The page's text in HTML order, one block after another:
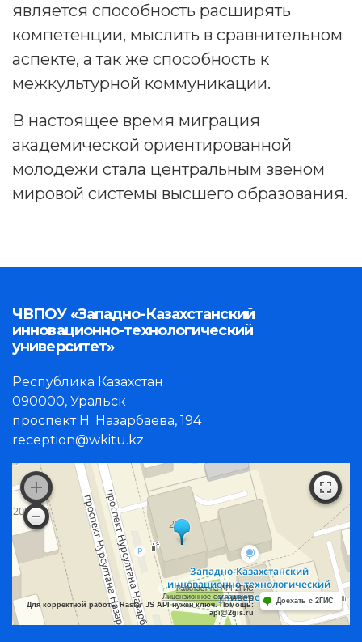
является способность расширять
компетенции, мыслить в сравнительном
аспекте, а так же способность к
межкультурной коммуникации.
В настоящее время миграция
академической ориентированной
молодежи стала центральным звеном
мировой системы высшего образования.
ЧВПОУ «Западно-Казахстанский
инновационно-технологический
университет»
Республика Казахстан
090000, Уральск
проспект Н. Назарбаева, 194
reception@wkitu.kz
Работает на API 2ГИС
Лицензионное соглашение
Для корректной работы Raster JS API нужен ключ. Помощь:
api@2gis.ru
Доехать с 2ГИС